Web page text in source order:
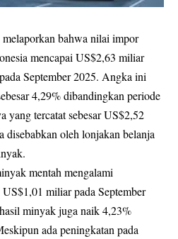
bahwa nilai impor
mencapai US$2,63 miliar
September 2025. Angka ini
4,29% dibandingkan periode
yang tercatat sebesar US$2,52
oleh lonjakan belanja
mentah mengalami
miliar pada September
minyak juga naik 4,23%
ada peningkatan pada